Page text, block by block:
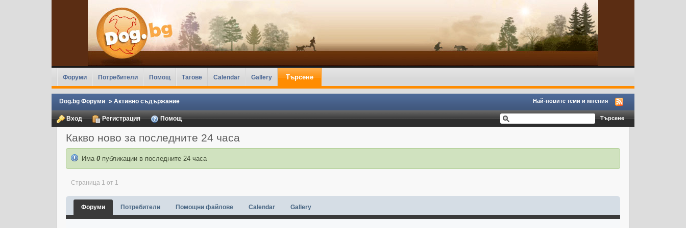
Форуми Потребители Помощ Тагове Calendar Gallery Търсене
Dog.bg Форуми » Активно съдържание Най-новите теми и мнения
Вход Регистрация Помощ
Какво ново за последните 24 часа
Има 0публикации в последните 24 часа
Страница 1 от 1
Форуми Потребители Помощни файлове Calendar Gallery